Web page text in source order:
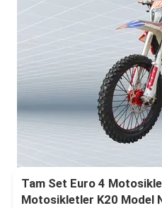
Tam Set Euro 4
Motosikletler K20 Model